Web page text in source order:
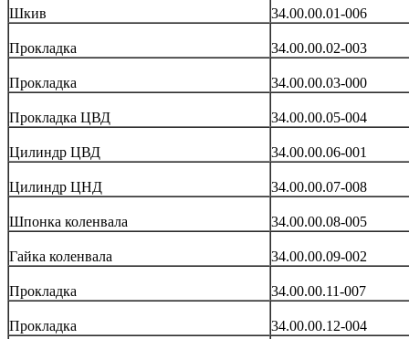
Шкив 34.00.00.01-006
Прокладка 34.00.00.02-003
Прокладка 34.00.00.03-000
Прокладка ЦВД 34.00.00.05-004
Цилиндр ЦВД 34.00.00.06-001
Цилиндр ЦНД 34.00.00.07-008
Шпонка коленвала 34.00.00.08-005
Гайка коленвала 34.00.00.09-002
Прокладка 34.00.00.11-007
Прокладка 34.00.00.12-004